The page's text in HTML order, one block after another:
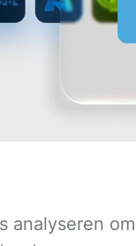
analyseren om